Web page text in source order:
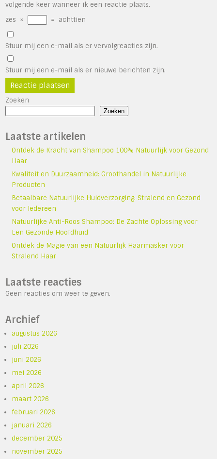
volgende keer wanneer ik een reactie plaats.
zes × = achttien
Stuur mij een e-mail als er vervolgreacties zijn.
Stuur mij een e-mail als er nieuwe berichten zijn.
Zoeken
Zoeken
Laatste artikelen
Ontdek de Kracht van Shampoo 100% Natuurlijk voor Gezond
Haar
Kwaliteit en Duurzaamheid: Groothandel in Natuurlijke
Producten
Betaalbare Natuurlijke Huidverzorging: Stralend en Gezond
voor Iedereen
Natuurlijke Anti-Roos Shampoo: De Zachte Oplossing voor
Een Gezonde Hoofdhuid
Ontdek de Magie van een Natuurlijk Haarmasker voor
Stralend Haar
Laatste reacties
Geen reacties om weer te geven.
Archief
augustus 2026
juli 2026
juni 2026
mei 2026
april 2026
maart 2026
februari 2026
januari 2026
december 2025
november 2025